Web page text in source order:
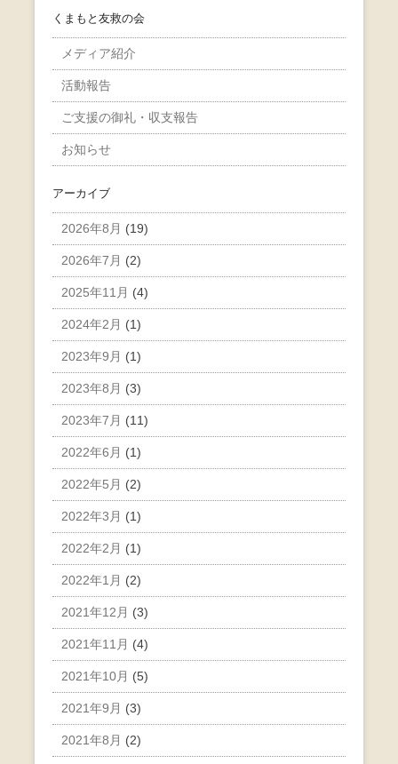
くまもと友救の会
メディア紹介
活動報告
ご支援の御礼・収支報告
お知らせ
アーカイブ
2026年8月 (19)
2026年7月 (2)
2025年11月 (4)
2024年2月 (1)
2023年9月 (1)
2023年8月 (3)
2023年7月 (11)
2022年6月 (1)
2022年5月 (2)
2022年3月 (1)
2022年2月 (1)
2022年1月 (2)
2021年12月 (3)
2021年11月 (4)
2021年10月 (5)
2021年9月 (3)
2021年8月 (2)